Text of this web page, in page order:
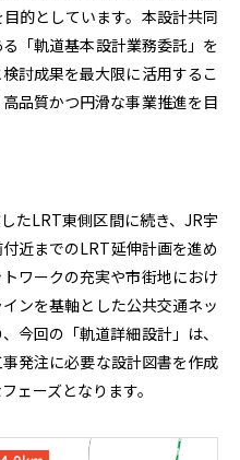
的としています。本設計共同
「軌道基本設計業務委託」を
討成果を最大限に活用するこ
品質かつ円滑な事業推進を目
たLRT東側区間に続き、JR宇
近までのLRT延伸計画を進め
ワークの充実や市街地におけ
ンを基軸とした公共交通ネッ
今回の「軌道詳細設計」は、
発注に必要な設計図書を作成
ェーズとなります。